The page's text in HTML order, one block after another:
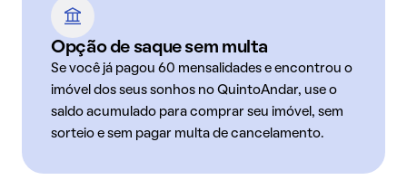
Opção de saque sem multa
Se você já pagou 60 mensalidades e encontrou o
imóvel dos seus sonhos no QuintoAndar, use o
saldo acumulado para comprar seu imóvel, sem
sorteio e sem pagar multa de cancelamento.